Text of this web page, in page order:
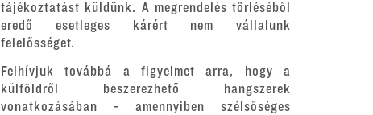
tájékoztatást küldünk. A megrendelés törléséből
eredő esetleges kárért nem vállalunk
felelősséget.
Felhívjuk továbbá a figyelmet arra, hogy a
külföldről beszerezhető hangszerek
vonatkozásában - amennyiben szélsőséges